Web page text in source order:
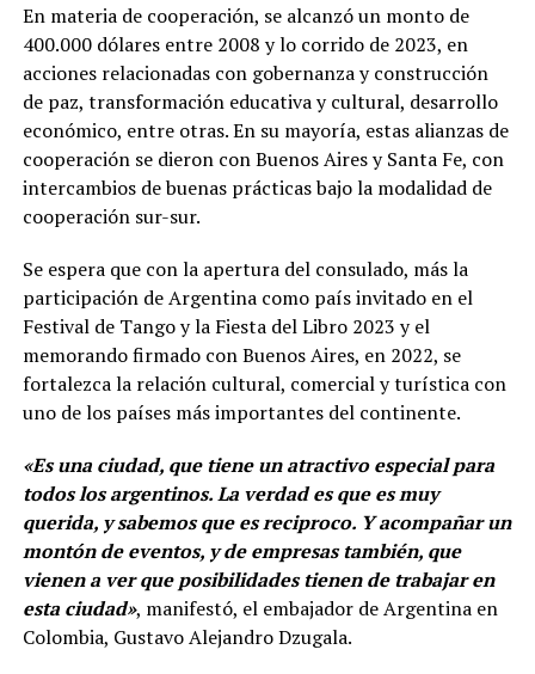
En materia de cooperación, se alcanzó un monto de
400.000 dólares entre 2008 y lo corrido de 2023, en
acciones relacionadas con gobernanza y construcción
de paz, transformación educativa y cultural, desarrollo
económico, entre otras. En su mayoría, estas alianzas de
cooperación se dieron con Buenos Aires y Santa Fe, con
intercambios de buenas prácticas bajo la modalidad de
cooperación sur-sur.
Se espera que con la apertura del consulado, más la
participación de Argentina como país invitado en el
Festival de Tango y la Fiesta del Libro 2023 y el
memorando firmado con Buenos Aires, en 2022, se
fortalezca la relación cultural, comercial y turística con
uno de los países más importantes del continente.
«Es una ciudad, que tiene un atractivo especial para
todos los argentinos. La verdad es que es muy
querida, y sabemos que es reciproco. Y acompañar un
montón de eventos, y de empresas también, que
vienen a ver que posibilidades tienen de trabajar en
esta ciudad», manifestó, el embajador de Argentina en
Colombia, Gustavo Alejandro Dzugala.